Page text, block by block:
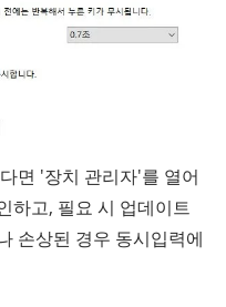
면 '장치 관리자'를 열어
하고, 필요 시 업데이트
손상된 경우 동시입력에